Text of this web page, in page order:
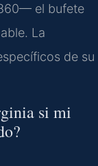
el bufete
La
de su
si mi